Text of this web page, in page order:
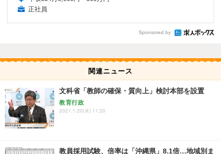
正社員
Sponsored by
関連ニュース
文科省「教師の確保・質向上」検討本部を設置
教育行政
2021.1.20(水) 11:20
教員採用試験、倍率は「沖縄県」8.1倍…地域別ま